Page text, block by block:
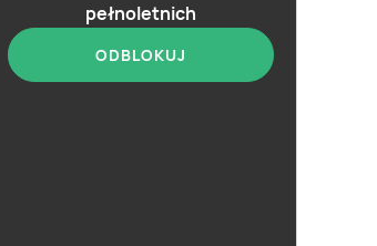
pełnoletnich
ODBLOKUJ